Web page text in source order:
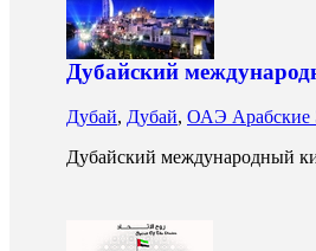
Дубайский
Дубай, Дубай, ОАЭ Арабские
Дубайский международный